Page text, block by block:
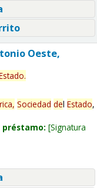
Oeste,
.
Sociedad del Estado,
préstamo: Signatura